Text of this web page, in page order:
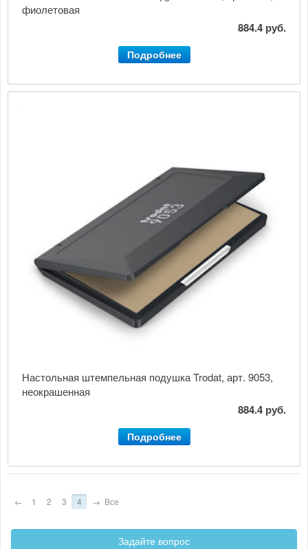
фиолетовая
884.4 руб.
Подробнее
Настольная штемпельная подушка Trodat, арт. 9053,
неокрашенная
884.4 руб.
Подробнее
← 1 2 3 4 → Все
Задайте вопрос